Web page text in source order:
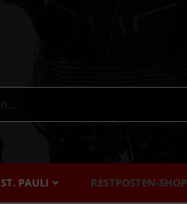
ST. PAULI RESTPOSTEN-SHOP